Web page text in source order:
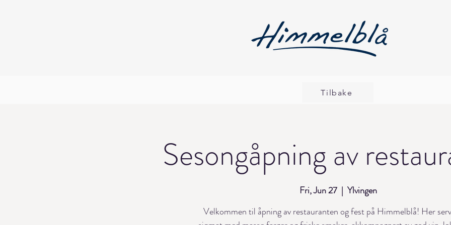
Tilbake
Sesongåpning av
Fri, Jun 27
  |
Ylvingen
Velkommen til åpning av restauranten og fest på Himmelblå! Her